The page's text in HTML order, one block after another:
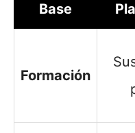
Base
Formación